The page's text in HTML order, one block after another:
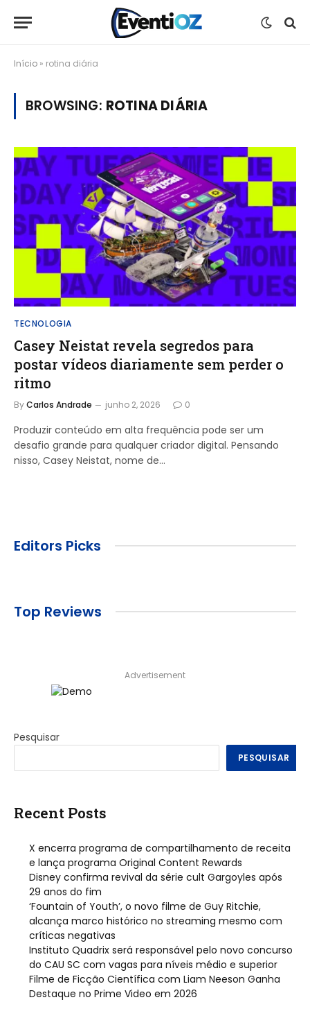
Início » rotina diária
BROWSING: ROTINA DIÁRIA
TECNOLOGIA
Casey Neistat revela segredos para
postar vídeos diariamente sem perder o
ritmo
ByCarlos Andrade junho 2, 2026 0
Produzir conteúdo em alta frequência pode ser um
desafio grande para qualquer criador digital. Pensando
nisso, Casey Neistat, nome de…
Editors Picks
Top Reviews
Advertisement
Pesquisar
PESQUISAR
Recent Posts
X encerra programa de compartilhamento de receita
e lança programa Original Content Rewards
Disney confirma revival da série cult Gargoyles após
29 anos do fim
‘Fountain of Youth’, o novo filme de Guy Ritchie,
alcança marco histórico no streaming mesmo com
críticas negativas
Instituto Quadrix será responsável pelo novo concurso
do CAU SC com vagas para níveis médio e superior
Filme de Ficção Científica com Liam Neeson Ganha
Destaque no Prime Video em 2026